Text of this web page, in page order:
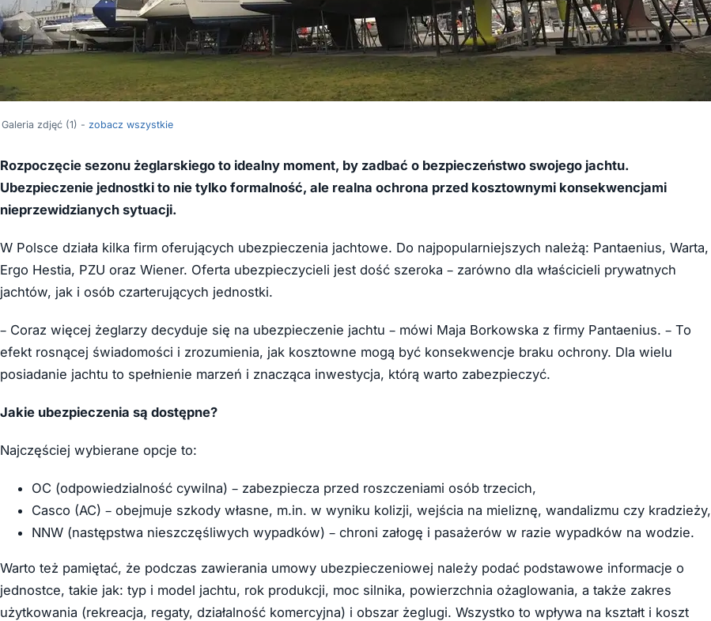
Galeria zdjęć (1) - zobacz wszystkie
Rozpoczęcie sezonu żeglarskiego to idealny moment, by zadbać o bezpieczeństwo swojego jachtu.
Ubezpieczenie jednostki to nie tylko formalność, ale realna ochrona przed kosztownymi konsekwencjami
nieprzewidzianych sytuacji.
W Polsce działa kilka firm oferujących ubezpieczenia jachtowe. Do najpopularniejszych należą: Pantaenius, Warta,
Ergo Hestia, PZU oraz Wiener. Oferta ubezpieczycieli jest dość szeroka – zarówno dla właścicieli prywatnych
jachtów, jak i osób czarterujących jednostki.
– Coraz więcej żeglarzy decyduje się na ubezpieczenie jachtu – mówi Maja Borkowska z firmy Pantaenius. – To
efekt rosnącej świadomości i zrozumienia, jak kosztowne mogą być konsekwencje braku ochrony. Dla wielu
posiadanie jachtu to spełnienie marzeń i znacząca inwestycja, którą warto zabezpieczyć.
Jakie ubezpieczenia są dostępne?
Najczęściej wybierane opcje to:
OC (odpowiedzialność cywilna) – zabezpiecza przed roszczeniami osób trzecich,
Casco (AC) – obejmuje szkody własne, m.in. w wyniku kolizji, wejścia na mieliznę, wandalizmu czy kradzieży,
NNW (następstwa nieszczęśliwych wypadków) – chroni załogę i pasażerów w razie wypadków na wodzie.
Warto też pamiętać, że podczas zawierania umowy ubezpieczeniowej należy podać podstawowe informacje o
jednostce, takie jak: typ i model jachtu, rok produkcji, moc silnika, powierzchnia ożaglowania, a także zakres
użytkowania (rekreacja, regaty, działalność komercyjna) i obszar żeglugi. Wszystko to wpływa na kształt i koszt